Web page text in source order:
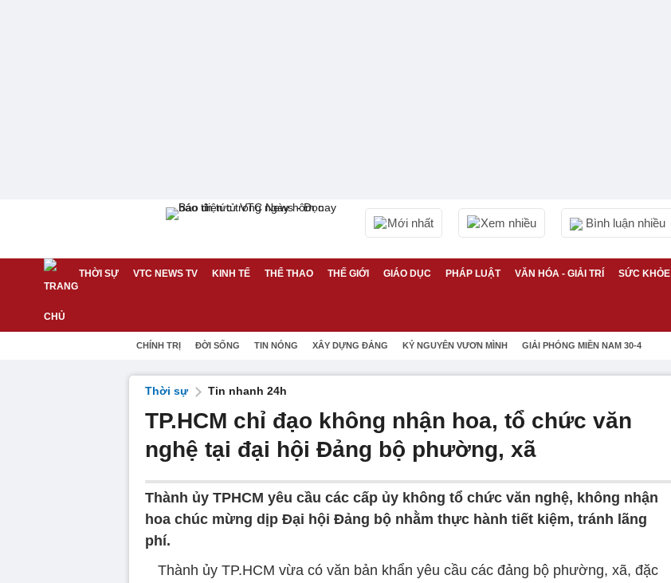
Mới nhất Xem nhiều Bình luận nhiều
THỜI SỰ VTC NEWS TV KINH TẾ THỂ THAO THẾ GIỚI GIÁO DỤC PHÁP LUẬT VĂN HÓA - GIẢI TRÍ SỨC KHỎE
CHÍNH TRỊ ĐỜI SỐNG TIN NÓNG XÂY DỰNG ĐẢNG KỶ NGUYÊN VƯƠN MÌNH GIẢI PHÓNG MIỀN NAM 30-4
Thời sự Tin nhanh 24h
TP.HCM chỉ đạo không nhận hoa, tổ chức văn
nghệ tại đại hội Đảng bộ phường, xã
Thành ủy TPHCM yêu cầu các cấp ủy không tổ chức văn nghệ, không nhận
hoa chúc mừng dịp Đại hội Đảng bộ nhằm thực hành tiết kiệm, tránh lãng
phí.
Thành ủy TP.HCM vừa có văn bản khẩn yêu cầu các đảng bộ phường, xã, đặc